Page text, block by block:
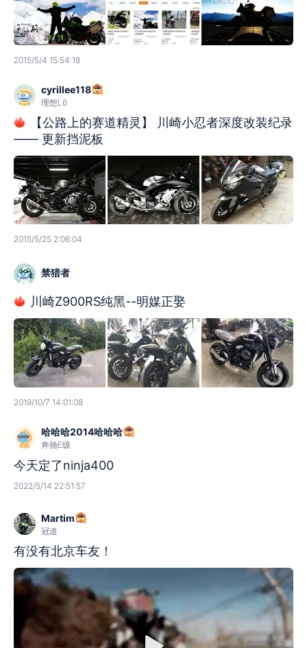
2015/5/4 15:54:18
cyrillee118
理想L6
【公路上的赛道精灵】 川崎小忍者深度改装纪录
—— 更新挡泥板
2015/5/25 2:06:04
禁猎者
川崎Z900RS纯黑--明媒正娶
2019/10/7 14:01:08
哈哈哈2014哈哈哈
奔驰E级
今天定了ninja400
2022/5/14 22:51:57
Martim
冠道
有没有北京车友！